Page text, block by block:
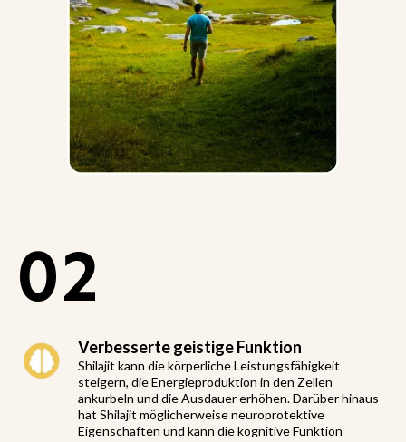
02
Verbesserte geistige Funktion
Shilajit kann die körperliche Leistungsfähigkeit
steigern, die Energieproduktion in den Zellen
ankurbeln und die Ausdauer erhöhen. Darüber hinaus
hat Shilajit möglicherweise neuroprotektive
Eigenschaften und kann die kognitive Funktion